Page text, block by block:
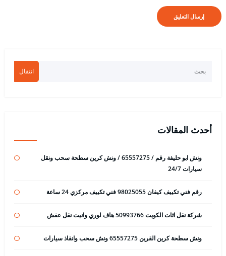
انتقال
أحدث المقالات
ونش ابو حليفة رقم / 65557275 / ونش كرين سطحة سحب ونقل
سيارات 24/7
رقم فني تكييف كيفان 98025055 فني تكييف مركزي 24 ساعة
شركة نقل اثاث الكويت 50993766 هاف لوري وانيت نقل عفش
ونش سطحة كرين القرين 65557275 ونش سحب وانقاذ سيارات